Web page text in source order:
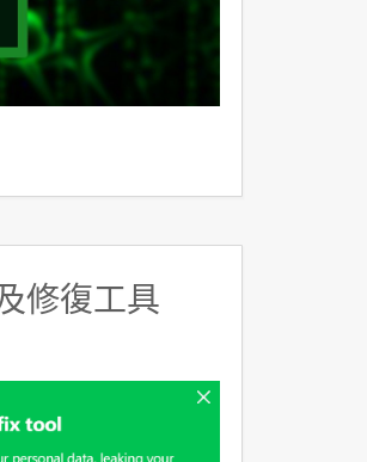
修復工具